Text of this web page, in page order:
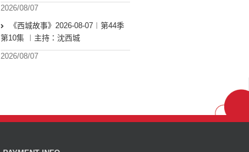
2026/08/07
《西城故事》2026-08-07︱第44季
第10集 ︱主持：沈西城
2026/08/07